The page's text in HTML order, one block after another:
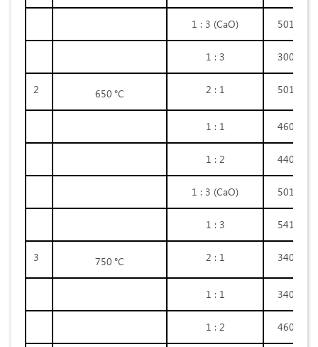
1 : 3 (СаО) 501
1 : 3 300
2 650 °С 2 : 1 501
1 : 1 460
1 : 2 440
1 : 3 (СаО) 501
1 : 3 541
3 750 °С 2 : 1 340
1 : 1 340
1 : 2 460